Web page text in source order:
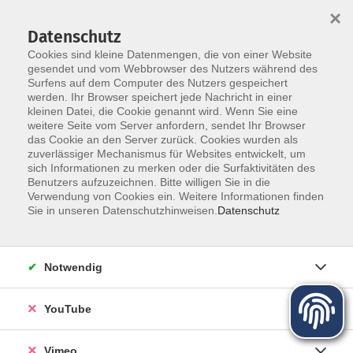
Zum Hauptinhalt springen
Der Kurs konnte nicht gefunden werden.
Über uns
Kursleiter
Partner und Referenzen
Datenschutz
Cookies sind kleine Datenmengen, die von einer Website
gesendet und vom Webbrowser des Nutzers während des
Surfens auf dem Computer des Nutzers gespeichert
werden. Ihr Browser speichert jede Nachricht in einer
kleinen Datei, die Cookie genannt wird. Wenn Sie eine
weitere Seite vom Server anfordern, sendet Ihr Browser
das Cookie an den Server zurück. Cookies wurden als
zuverlässiger Mechanismus für Websites entwickelt, um
sich Informationen zu merken oder die Surfaktivitäten des
Benutzers aufzuzeichnen. Bitte willigen Sie in die
Verwendung von Cookies ein. Weitere Informationen finden
Sie in unseren Datenschutzhinweisen. Datenschutz
×
Notwendig
YouTube